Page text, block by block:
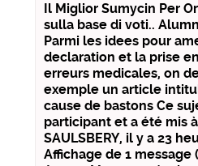
Il Miglior Sumycin Per
sulla base di voti..
Parmi les idees pour
declaration et la prise
erreurs medicales, on
exemple un article
cause de bastons Ce
participant et a été mis
SAULSBERY, il y a 23
Affichage de 1 message